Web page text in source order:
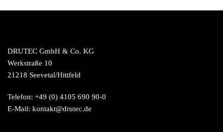
DRUTEC GmbH & Co. KG
Werkstraße 10
21218 Seevetal/Hittfeld
Telefon: +49 (0) 4105 690 90-0
E-Mail: kontakt@drutec.de